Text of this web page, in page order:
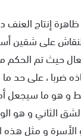
إنتاج
على شقين
حيث تم الحكم
ضربا ، على حد
هو ما سيجعل
الثاني و هو
و مثل هذه